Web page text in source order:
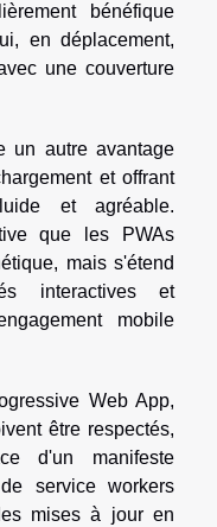
bénéfique
en déplacement,
une couverture
un autre avantage
et offrant
et agréable.
que les PWAs
mais s'étend
interactives et
mobile
Web App,
être respectés,
d'un manifeste
service workers
mises à jour en